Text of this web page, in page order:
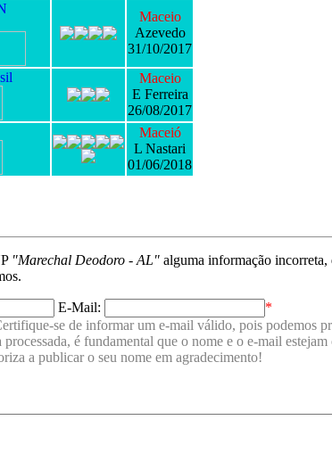
Maceio
Azevedo
31/10/2017
Maceio
E Ferreira
26/08/2017
Maceió
L Nastari
01/06/2018
"Marechal Deodoro - AL" alguma informação
E-Mail:
*
se de informar um e-mail válido, pois podemos
processada, é fundamental que o nome e o e-mail
a publicar o seu nome em agradecimento!